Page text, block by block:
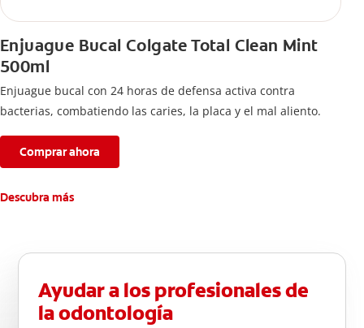
Enjuague Bucal Colgate Total Clean Mint
500ml
Enjuague bucal con 24 horas de defensa activa contra
bacterias, combatiendo las caries, la placa y el mal aliento.
Comprar ahora
Descubra más
Ayudar a los profesionales de
la odontología